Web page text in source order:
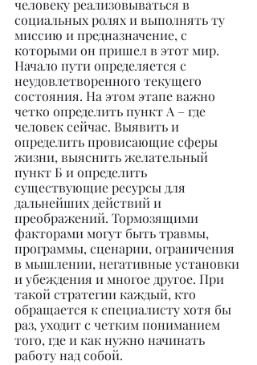
человеку реализовываться в
социальных ролях и выполнять ту
миссию и предназначение, с
которыми он пришел в этот мир.
Начало пути определяется с
неудовлетворенного текущего
состояния. На этом этапе важно
четко определить пункт А – где
человек сейчас. Выявить и
определить провисающие сферы
жизни, выяснить желательный
пункт Б и определить
существующие ресурсы для
дальнейших действий и
преображений. Тормозящими
факторами могут быть травмы,
программы, сценарии, ограничения
в мышлении, негативные установки
и убеждения и многое другое. При
такой стратегии каждый, кто
обращается к специалисту хотя бы
раз, уходит с четким пониманием
того, где и как нужно начинать
работу над собой.